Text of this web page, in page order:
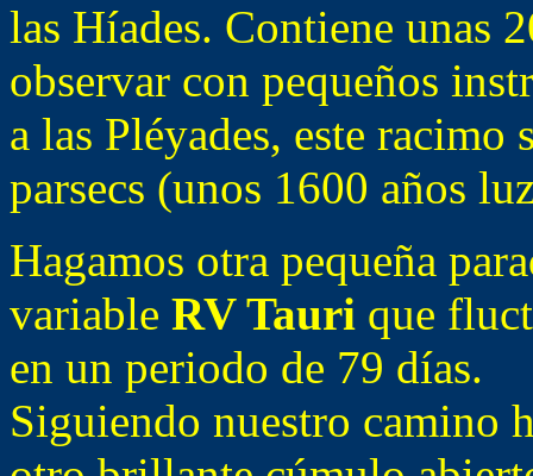
las Híades. Contiene unas
observar con pequeños
a las Pléyades, este racimo
parsecs (unos 1600 años
Hagamos otra pequeña
variable RV Tauri que
en un periodo de 79 días.
Siguiendo nuestro camino